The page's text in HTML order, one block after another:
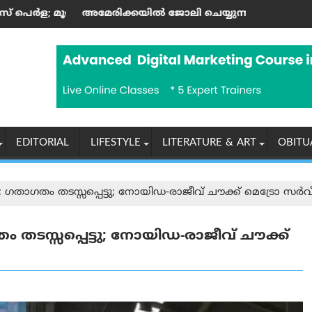
കലാസപര്യയ്ക്ക് ഗൾഫ് മണ്ണിലും അംഗീകാരം
ജോലി ചെയ്യുന്ന ഇന്ത്യക്കാർക്ക് എച്ച്-1ബി വിസആരോഗ്യ, പൈതൃക
EDITORIAL LIFESTYLE LITERATURE & ART
തടസ്സപ്പെട്ടു; നോയിഡ-രാജീവ് ചൗക്ക് മെട്രോ
നോയിഡ-രാജീവ് ചൗക്ക്